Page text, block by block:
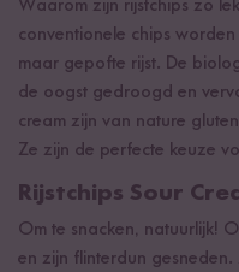
Waarom zijn rijstchips zo
conventionele chips
maar gepofte rijst. De
de oogst gedroogd en
cream zijn van nature
Ze zijn de perfecte keuze
Rijstchips Sour
Om te snacken, natuurlijk!
en zijn flinterdun gesneden.